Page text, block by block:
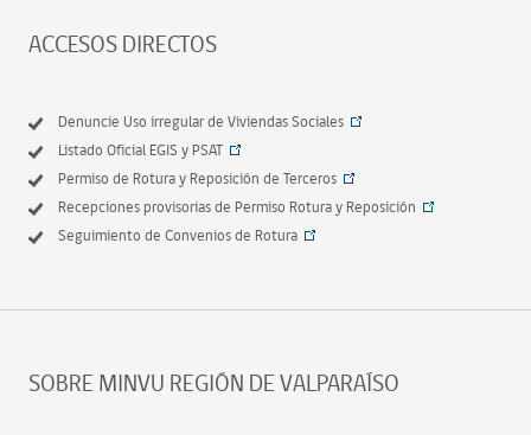
ACCESOS DIRECTOS
Denuncie Uso irregular de Viviendas Sociales
Listado Oficial EGIS y PSAT
Permiso de Rotura y Reposición de Terceros
Recepciones provisorias de Permiso Rotura y Reposición
Seguimiento de Convenios de Rotura
SOBRE MINVU REGIÓN DE VALPARAÍSO